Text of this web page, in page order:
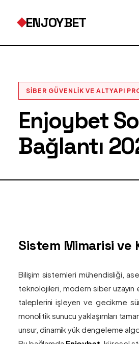
ENJOYBET
SIBER GÜVENLIK VE ALTYAPI
Enjoybet
Bağlantı
Sistem Mimarisi ve
Bilişim sistemleri mühendisliği,
teknolojileri, modern siber uzayın
taleplerini işleyen ve gecikme
monolitik sunucu yaklaşımları
unsur, dinamik yük dengeleme